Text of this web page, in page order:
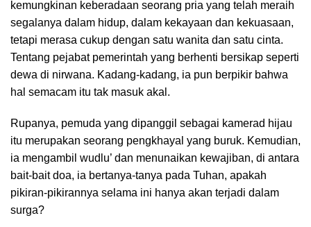
kemungkinan keberadaan seorang pria yang telah meraih
segalanya dalam hidup, dalam kekayaan dan kekuasaan,
tetapi merasa cukup dengan satu wanita dan satu cinta.
Tentang pejabat pemerintah yang berhenti bersikap seperti
dewa di nirwana. Kadang-kadang, ia pun berpikir bahwa
hal semacam itu tak masuk akal.
Rupanya, pemuda yang dipanggil sebagai kamerad hijau
itu merupakan seorang pengkhayal yang buruk. Kemudian,
ia mengambil wudlu’ dan menunaikan kewajiban, di antara
bait-bait doa, ia bertanya-tanya pada Tuhan, apakah
pikiran-pikirannya selama ini hanya akan terjadi dalam
surga?